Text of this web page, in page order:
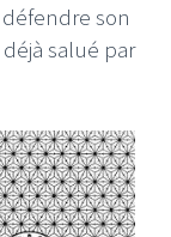
défendre son
déjà salué par